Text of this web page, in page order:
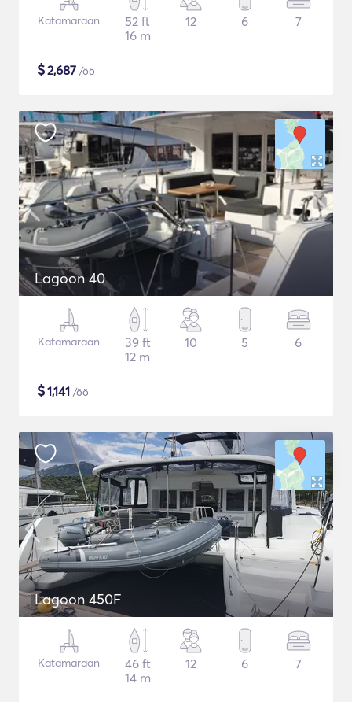
Katamaraan
52 ft
16 m
12 6 7
$2,687 /öö
Lagoon 40
Katamaraan
39 ft
12 m
10 5 6
$1,141 /öö
Lagoon 450F
Katamaraan
46 ft
14 m
12 6 7